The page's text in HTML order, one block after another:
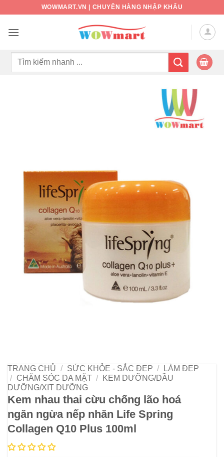
nội
WOWMART.VN | CHUYÊN HÀNG NHẬP KHẨU
Tìm
TRANG CHỦ / SỨC KHỎE - SẮC ĐẸP /
LÀM ĐẸP
/
CHĂM SÓC DA MẶT /
KEM DƯỠNG/DẦU
DƯỠNG/XỊT DƯỠNG
Kem nhau thai cừu chống lão hoá
ngăn ngừa nếp nhăn Life Spring
Collagen Q10 Plus 100ml